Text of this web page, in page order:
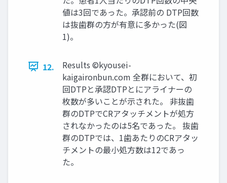
値は3回であった。承認前の DTP回数
は抜歯群の方が有意に多かった(図
1)。
12.
Results ©kyousei-
kaigaironbun.com 全群において、初
回DTPと承認DTPとにアライナーの
枚数が多いことが示された。 非抜歯
群のDTPでCRアタッチメントが処方
されなかったのは5名であった。 抜歯
群のDTPでは、1歯あたりのCRアタッ
チメントの最小処方数は12であっ
た。